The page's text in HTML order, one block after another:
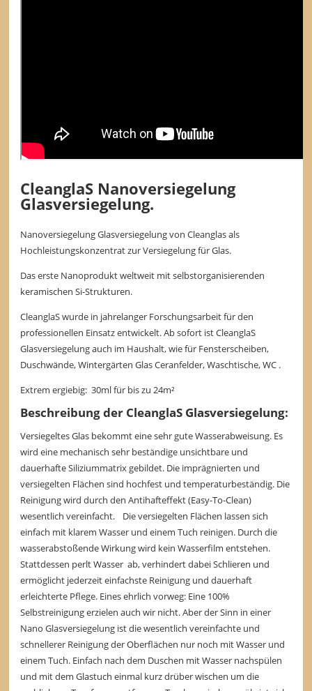
CleanglaS Nanoversiegelung
Glasversiegelung.
Nanoversiegelung Glasversiegelung von Cleanglas als
Hochleistungskonzentrat zur Versiegelung für Glas.
Das erste Nanoprodukt weltweit mit selbstorganisierenden
keramischen Si-Strukturen.
CleanglaS wurde in jahrelanger Forschungsarbeit für den
professionellen Einsatz entwickelt. Ab sofort ist CleanglaS
Glasversiegelung auch im Haushalt, wie für Fensterscheiben,
Duschwände, Wintergärten Glas Ceranfelder, Waschtische, WC .
Extrem ergiebig: 30ml für bis zu 24m²
Beschreibung der CleanglaS Glasversiegelung:
Versiegeltes Glas bekommt eine sehr gute Wasserabweisung. Es
wird eine mechanisch sehr beständige unsichtbare und
dauerhafte Siliziummatrix gebildet. Die imprägnierten und
versiegelten Flächen sind hochfest und temperaturbeständig. Die
Reinigung wird durch den Antihafteffekt (Easy-To-Clean)
wesentlich vereinfacht. Die versiegelten Flächen lassen sich
einfach mit klarem Wasser und einem Tuch reinigen. Durch die
wasserabstoßende Wirkung wird kein Wasserfilm entstehen.
Stattdessen perlt Wasser ab, verhindert dabei Schlieren und
ermöglicht jederzeit einfachste Reinigung und dauerhaft
erleichterte Pflege. Eines ehrlich vorweg: Eine 100%
Selbstreinigung erzielen auch wir nicht. Aber der Sinn in einer
Nano Glasversiegelung ist die wesentlich vereinfachte und
schnellerer Reinigung der Oberflächen nur noch mit Wasser und
einem Tuch. Einfach nach dem Duschen mit Wasser nachspülen
und mit dem Glastuch einmal kurz drüber wischen um die